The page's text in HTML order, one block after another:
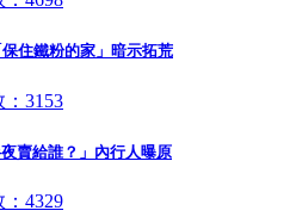
住鐵粉的家」暗示拓荒
：3153
賣給誰？」內行人曝原
：4329